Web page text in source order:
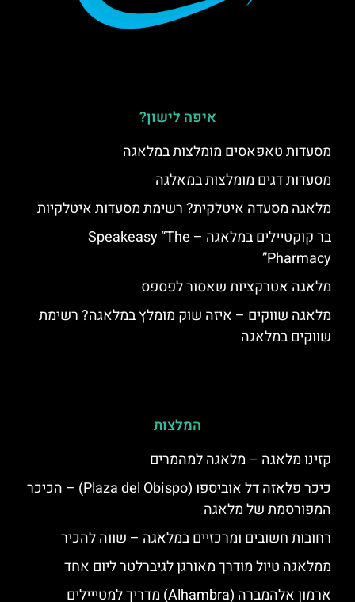
איפה לישון?
מסעדות טאפאסים מומלצות במלאגה
מסעדות דגים מומלצות במאלגה
מלאגה מסעדה איטלקית? רשימת מסעדות איטלקיות
בר קוקטיילים במלאגה – Speakeasy “The
Pharmacy”
מלאגה אטרקציות שאסור לפספס
מלאגה שווקים – איזה שוק מומלץ במלאגה? רשימת
שווקים במלאגה
המלצות
קזינו מלאגה – מלאגה למהמרים
כיכר פלאזה דל אוביספו (Plaza del Obispo) – הכיכר
המפורסמת של מלאגה
רחובות חשובים ומרכזיים במלאגה – שווה להכיר
ממלאגה טיול מודרך מאורגן לגיברלטר ליום אחד
ארמון אלהמברה (Alhambra) מדריך למטייילים